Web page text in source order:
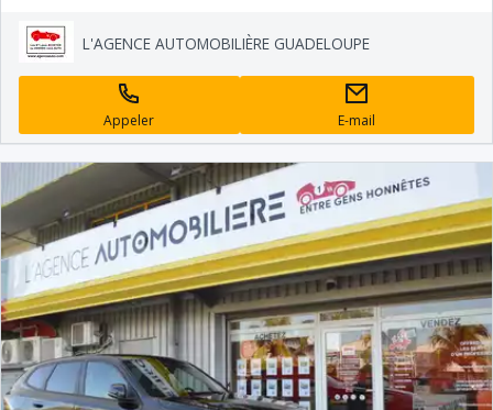
L'AGENCE AUTOMOBILIÈRE GUADELOUPE
Appeler E-mail